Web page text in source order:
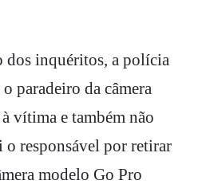
dos inquéritos, a polícia
paradeiro da câmera
vítima e também não
responsável por retirar
modelo Go Pro